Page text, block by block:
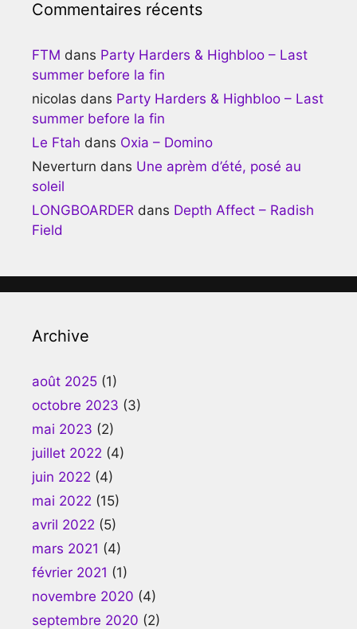
Commentaires récents
FTM dans Party Harders & Highbloo – Last
summer before la fin
nicolas dans Party Harders & Highbloo – Last
summer before la fin
Le Ftah dans Oxia – Domino
Neverturn dans Une aprèm d’été, posé au
soleil
LONGBOARDER dans Depth Affect – Radish
Field
Archive
août 2025 (1)
octobre 2023 (3)
mai 2023 (2)
juillet 2022 (4)
juin 2022 (4)
mai 2022 (15)
avril 2022 (5)
mars 2021 (4)
février 2021 (1)
novembre 2020 (4)
septembre 2020 (2)